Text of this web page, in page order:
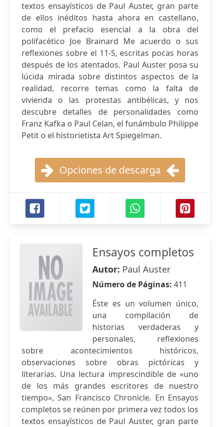
textos ensayísticos de Paul Auster, gran parte
de ellos inéditos hasta ahora en castellano,
como el prefacio esencial a la obra del
polifacético Joe Brainard Me acuerdo o sus
reflexiones sobre el 11-S, escritas pocas horas
después de los atentados. Paul Auster posa su
lúcida mirada sobre distintos aspectos de la
realidad, recorre temas como la falta de
vivienda o las protestas antibélicas, y nos
descubre detalles de personalidades como
Franz Kafka o Paul Celan, el funámbulo Philippe
Petit o el historietista Art Spiegelman.
Opciones de descarga
Ensayos completos
Autor: Paul Auster
Número de Páginas: 411
Éste es un volumen único,
una compilación de
historias verdaderas y
personales, reflexiones
sobre acontecimientos históricos,
observaciones sobre obras pictóricas y
literarias. Una lectura imprescindible de «uno
de los más grandes escritores de nuestro
tiempo», San Francisco Chronicle. En Ensayos
completos se reúnen por primera vez todos los
textos ensayísticos de Paul Auster, gran parte